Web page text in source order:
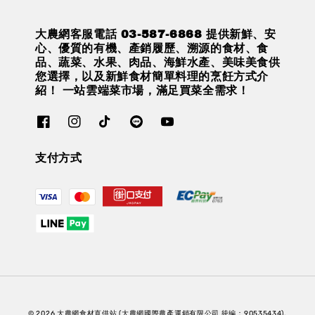
大農網客服電話 03-587-6868 提供新鮮、安
心、優質的有機、產銷履歷、溯源的食材、食
品、蔬菜、水果、肉品、海鮮水產、美味美食供
您選擇，以及新鮮食材簡單料理的烹飪方式介
紹！ 一站雲端菜市場，滿足買菜全需求！
支付方式